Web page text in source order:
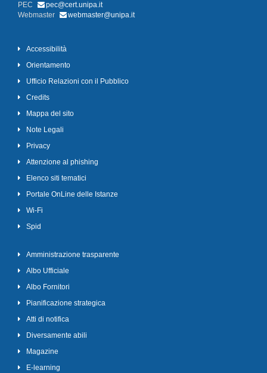
PEC
pec@cert.unipa.it
Webmaster
webmaster@unipa.it
Accessibilità
Orientamento
Ufficio Relazioni con il Pubblico
Credits
Mappa del sito
Note Legali
Privacy
Attenzione al phishing
Elenco siti tematici
Portale OnLine delle Istanze
Wi-Fi
Spid
Amministrazione trasparente
Albo Ufficiale
Albo Fornitori
Pianificazione strategica
Atti di notifica
Diversamente abili
Magazine
E-learning